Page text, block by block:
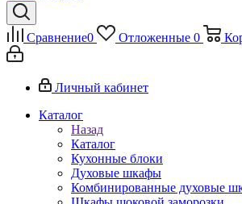
Сравнение0 Отложенные 0
Личный кабинет
Каталог
Назад
Каталог
Кухонные блоки
Духовые шкафы
Комбинированные духовые